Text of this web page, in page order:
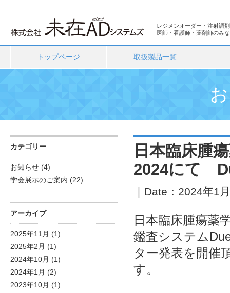
レジメンオーダー・注射調
医師・看護師・薬剤師のみ
トップページ 取扱製品一覧
カテゴリー
お知らせ (4)
学会展示のご案内 (22)
アーカイブ
2025年11月 (1)
2025年2月 (1)
2024年10月 (1)
2024年1月 (2)
2023年10月 (1)
日本臨床腫
2024にて
｜Date：2024年1
日本臨床腫瘍薬
鑑査システム
ター発表を開催
す。